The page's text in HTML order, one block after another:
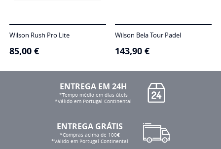
Wilson Rush Pro Lite
85,00 €
Wilson Bela Tour Padel
143,90 €
ENTREGA EM 24H
*Tempo médio em dias úteis
*Válido em Portugal Continental
ENTREGA GRÁTIS
*Compras acima de 100€
*Válido em Portugal Continental